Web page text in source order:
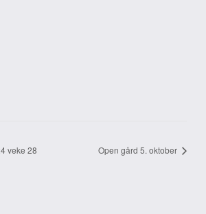
veke 28 Open gård 5. oktober